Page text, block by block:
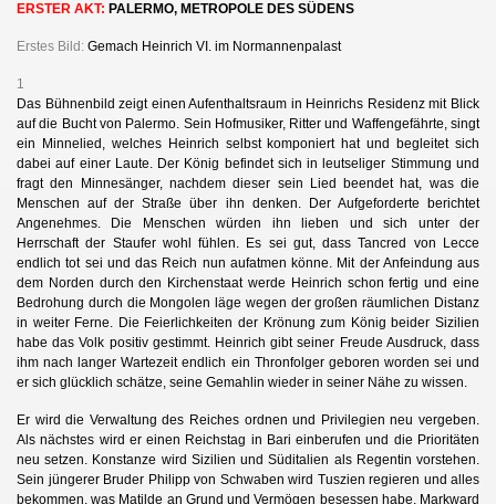
ERSTER AKT: PALERMO, METROPOLE DES SÜDENS
Erstes Bild: Gemach Heinrich VI. im Normannenpalast
1
Das Bühnenbild zeigt einen Aufenthaltsraum in Heinrichs Residenz mit Blick
auf die Bucht von Palermo. Sein Hofmusiker, Ritter und Waffengefährte, singt
ein Minnelied, welches Heinrich selbst komponiert hat und begleitet sich
dabei auf einer Laute. Der König befindet sich in leutseliger Stimmung und
fragt den Minnesänger, nachdem dieser sein Lied beendet hat, was die
Menschen auf der Straße über ihn denken. Der Aufgeforderte berichtet
Angenehmes. Die Menschen würden ihn lieben und sich unter der
Herrschaft der Staufer wohl fühlen. Es sei gut, dass Tancred von Lecce
endlich tot sei und das Reich nun aufatmen könne. Mit der Anfeindung aus
dem Norden durch den Kirchenstaat werde Heinrich schon fertig und eine
Bedrohung durch die Mongolen läge wegen der großen räumlichen Distanz
in weiter Ferne. Die Feierlichkeiten der Krönung zum König beider Sizilien
habe das Volk positiv gestimmt. Heinrich gibt seiner Freude Ausdruck, dass
ihm nach langer Wartezeit endlich ein Thronfolger geboren worden sei und
er sich glücklich schätze, seine Gemahlin wieder in seiner Nähe zu wissen.
Er wird die Verwaltung des Reiches ordnen und Privilegien neu vergeben.
Als nächstes wird er einen Reichstag in Bari einberufen und die Prioritäten
neu setzen. Konstanze wird Sizilien und Süditalien als Regentin vorstehen.
Sein jüngerer Bruder Philipp von Schwaben wird Tuszien regieren und alles
bekommen, was Matilde an Grund und Vermögen besessen habe. Markward